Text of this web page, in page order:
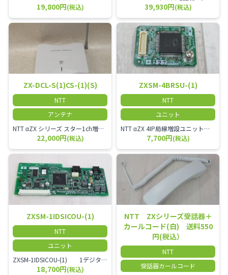
19,800円(税込) 39,930円(税込)
ZX-DCL-S(1)CS-(1)(S)
NTT
アンテナ
NTT αZX シリーズ スター1ch増設接続装置 コードレス接続用アンテナ ZX-DCL-S1CS-1M ZX-DCL-PS等と組み合わせて使用します。 ZX-DCL-PSを複数台接続できますが同時に通話できるのは１台のみです。
22,000円(税込)
ZXSM-4BRSU-(1)
NTT
ユニット
NTT αZX 4IP局線増設ユニット ひかり電話オフィスタイプで4ch以上にしたい場合必要となるユニットです。
7,700円(税込)
ZXSM-1IDSICOU-(1)
NTT
ユニット
ZXSM-1IDSICOU-(1) 1デジタル局線ユニット
18,700円(税込)
NTT ZXシリーズ受話器＋
カールコード(白) 送料550
円(税込）
NTT
受話器カールコード